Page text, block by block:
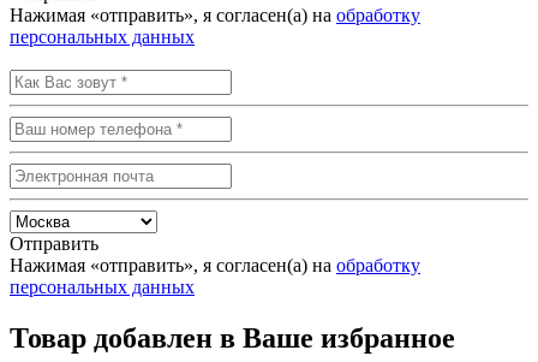
Нажимая «отправить», я согласен(а) на обработку
персональных данных
Отправить
Нажимая «отправить», я согласен(а) на обработку
персональных данных
Товар добавлен в Ваше избранное